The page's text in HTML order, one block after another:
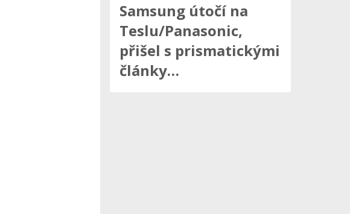
Samsung útočí na
Teslu/Panasonic,
přišel s prismatickými
články…